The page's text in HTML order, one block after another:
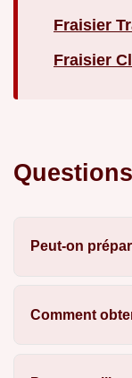
Fraisier
Fraisier
Peut-on
Comment